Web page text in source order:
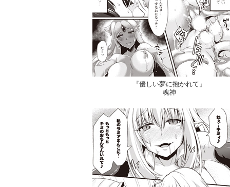
『優しい夢に抱かれて』
魂神